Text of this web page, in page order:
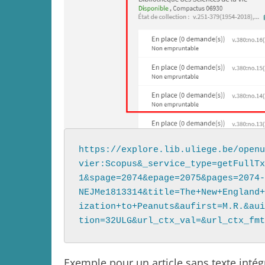
https://explore.lib.uliege.be/openurl/